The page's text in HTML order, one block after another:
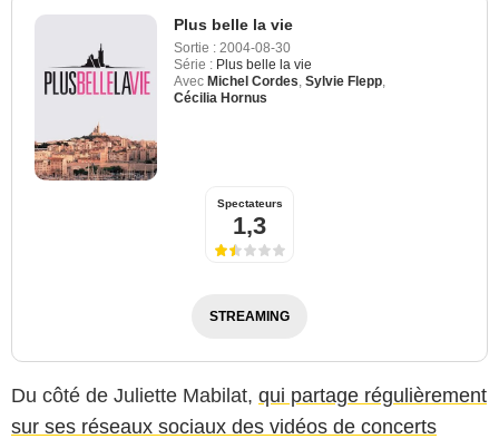
Plus belle la vie
Sortie : 2004-08-30
Série : Plus belle la vie
Avec Michel Cordes, Sylvie Flepp,
Cécilia Hornus
Spectateurs
1,3
STREAMING
Du côté de Juliette Mabilat, qui partage régulièrement
sur ses réseaux sociaux des vidéos de concerts